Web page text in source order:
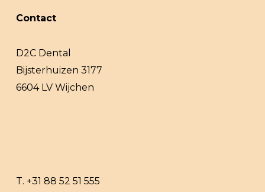
Contact
D2C Dental
Bijsterhuizen 3177
6604 LV Wijchen
T. +31 88 52 51 555